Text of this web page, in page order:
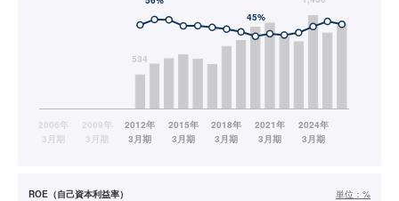
ROE（自己資本利益率） 単位： %